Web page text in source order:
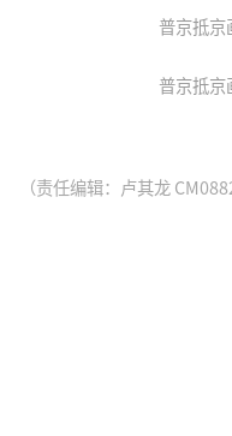
普京抵京
普京抵京
（责任编辑：卢其龙